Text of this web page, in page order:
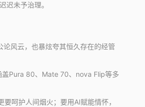
未予治理。
风云，也暴炫夸其恒久存在的经管
盖Pura 80、Mate 70、nova Flip等多
呵护人间烟火；要用AI赋能情怀，